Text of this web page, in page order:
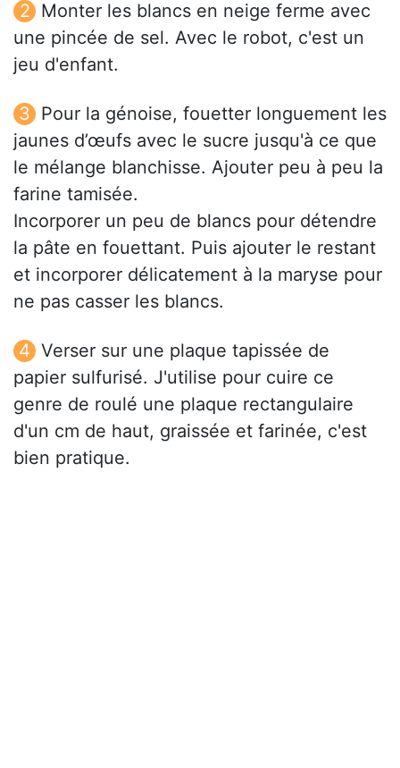
Monter les blancs en neige ferme avec
une pincée de sel. Avec le robot, c'est un
jeu d'enfant.
Pour la génoise, fouetter longuement les
jaunes d’œufs avec le sucre jusqu'à ce que
le mélange blanchisse. Ajouter peu à peu la
farine tamisée.
Incorporer un peu de blancs pour détendre
la pâte en fouettant. Puis ajouter le restant
et incorporer délicatement à la maryse pour
ne pas casser les blancs.
Verser sur une plaque tapissée de
papier sulfurisé. J'utilise pour cuire ce
genre de roulé une plaque rectangulaire
d'un cm de haut, graissée et farinée, c'est
bien pratique.